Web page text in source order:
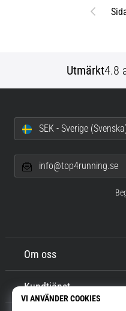
Utmärkt4.8
Om oss
Kundtjänst
SEK - Sverige
info@top4running.se